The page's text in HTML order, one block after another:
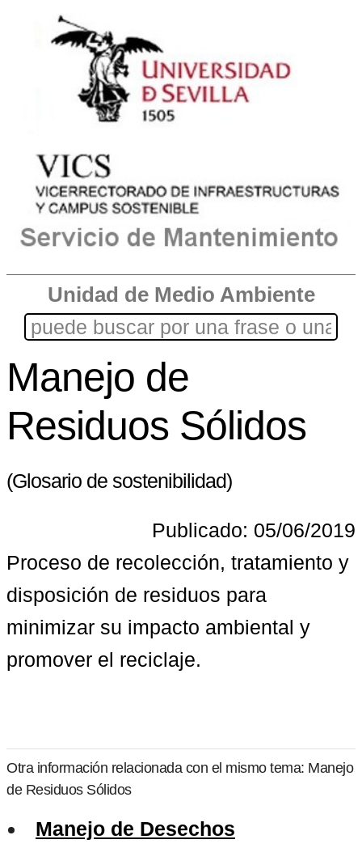
Unidad de Medio Ambiente
Manejo de
Residuos Sólidos
(Glosario de sostenibilidad)
Publicado: 05/06/2019
Proceso de recolección, tratamiento y
disposición de residuos para
minimizar su impacto ambiental y
promover el reciclaje.
Otra información relacionada con el mismo tema: Manejo
de Residuos Sólidos
Manejo de Desechos